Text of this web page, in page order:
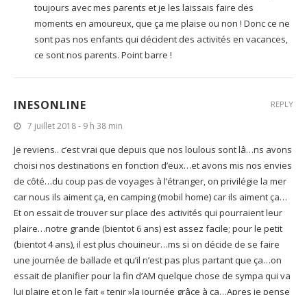
toujours avec mes parents et je les laissais faire des
moments en amoureux, que ça me plaise ou non ! Donc ce ne
sont pas nos enfants qui décident des activités en vacances,
ce sont nos parents. Point barre !
INESONLINE
7 juillet 2018 - 9 h 38 min
Je reviens.. c’est vrai que depuis que nos loulous sont lâ…ns avons
choisi nos destinations en fonction d’eux…et avons mis nos envies
de côté…du coup pas de voyages à l’étranger, on privilégie la mer
car nous ils aiment ça, en camping (mobil home) car ils aiment ça…
Et on essait de trouver sur place des activités qui pourraient leur
plaire…notre grande (bientot 6 ans) est assez facile; pour le petit
(bientot 4 ans), il est plus chouineur…ms si on décide de se faire
une journée de ballade et qu’il n’est pas plus partant que ça…on
essait de planifier pour la fin d’AM quelque chose de sympa qui va
lui plaire et on le fait « tenir »la journée grâce à ça…Apres je pense
REPLY